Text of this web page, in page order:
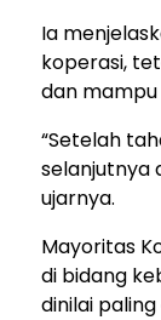
Ia
koperasi,
dan
“Setelah
selanjutnya
ujarnya.
Mayoritas
di bidang
dinilai